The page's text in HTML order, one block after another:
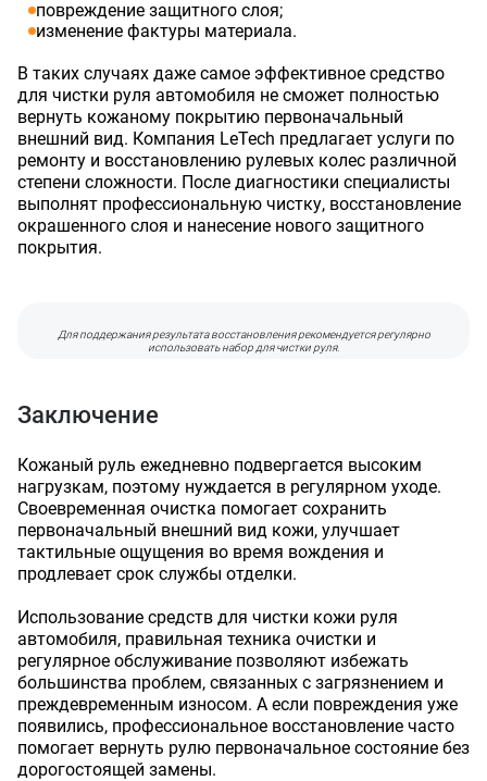
повреждение защитного слоя;
изменение фактуры материала.
В таких случаях даже самое эффективное средство
для чистки руля автомобиля не сможет полностью
вернуть кожаному покрытию первоначальный
внешний вид. Компания LeTech предлагает услуги по
ремонту и восстановлению рулевых колес различной
степени сложности. После диагностики специалисты
выполнят профессиональную чистку, восстановление
окрашенного слоя и нанесение нового защитного
покрытия.
Для поддержания результата восстановления рекомендуется регулярно
использовать набор для чистки руля.
Заключение
Кожаный руль ежедневно подвергается высоким
нагрузкам, поэтому нуждается в регулярном уходе.
Своевременная очистка помогает сохранить
первоначальный внешний вид кожи, улучшает
тактильные ощущения во время вождения и
продлевает срок службы отделки.
Использование средств для чистки кожи руля
автомобиля, правильная техника очистки и
регулярное обслуживание позволяют избежать
большинства проблем, связанных с загрязнением и
преждевременным износом. А если повреждения уже
появились, профессиональное восстановление часто
помогает вернуть рулю первоначальное состояние без
дорогостоящей замены.